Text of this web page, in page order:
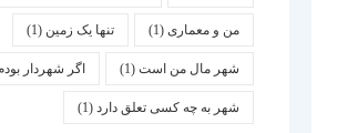
من و معماری(1) تنها یک زمین (1)
شهر مال من است(1) اگر شهردار
شهر به چه کسی تعلق دارد(1)